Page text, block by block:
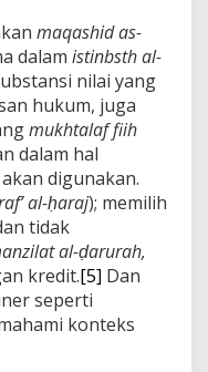
maqashid as-
dalam istinbsth al-
nilai yang
hukum, juga
mukhtalaf fiih
dalam hal
digunakan.
al-ḥaraj); memilih
tidak
al-ḍarurah,
kredit.[5] Dan
seperti
konteks